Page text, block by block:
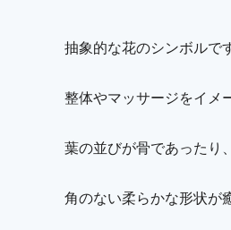
抽象的な花のシンボルです
整体やマッサージをイメ
葉の並びが骨であったり
角のない柔らかな形状が